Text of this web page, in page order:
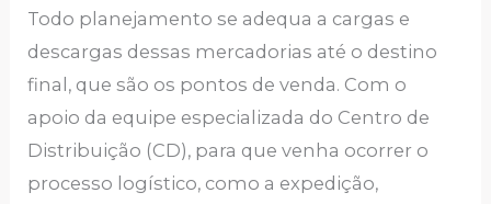
Todo planejamento se adequa a cargas e
descargas dessas mercadorias até o destino
final, que são os pontos de venda. Com o
apoio da equipe especializada do Centro de
Distribuição (CD), para que venha ocorrer o
processo logístico, como a expedição,